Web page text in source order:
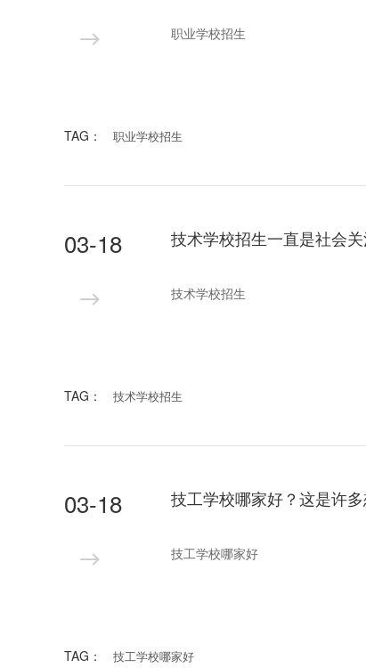
职业学校招生
TAG： 职业学校招生
03-18
技术学校招生
TAG： 技术学校招生
03-18
技工学校哪家好
TAG： 技工学校哪家好